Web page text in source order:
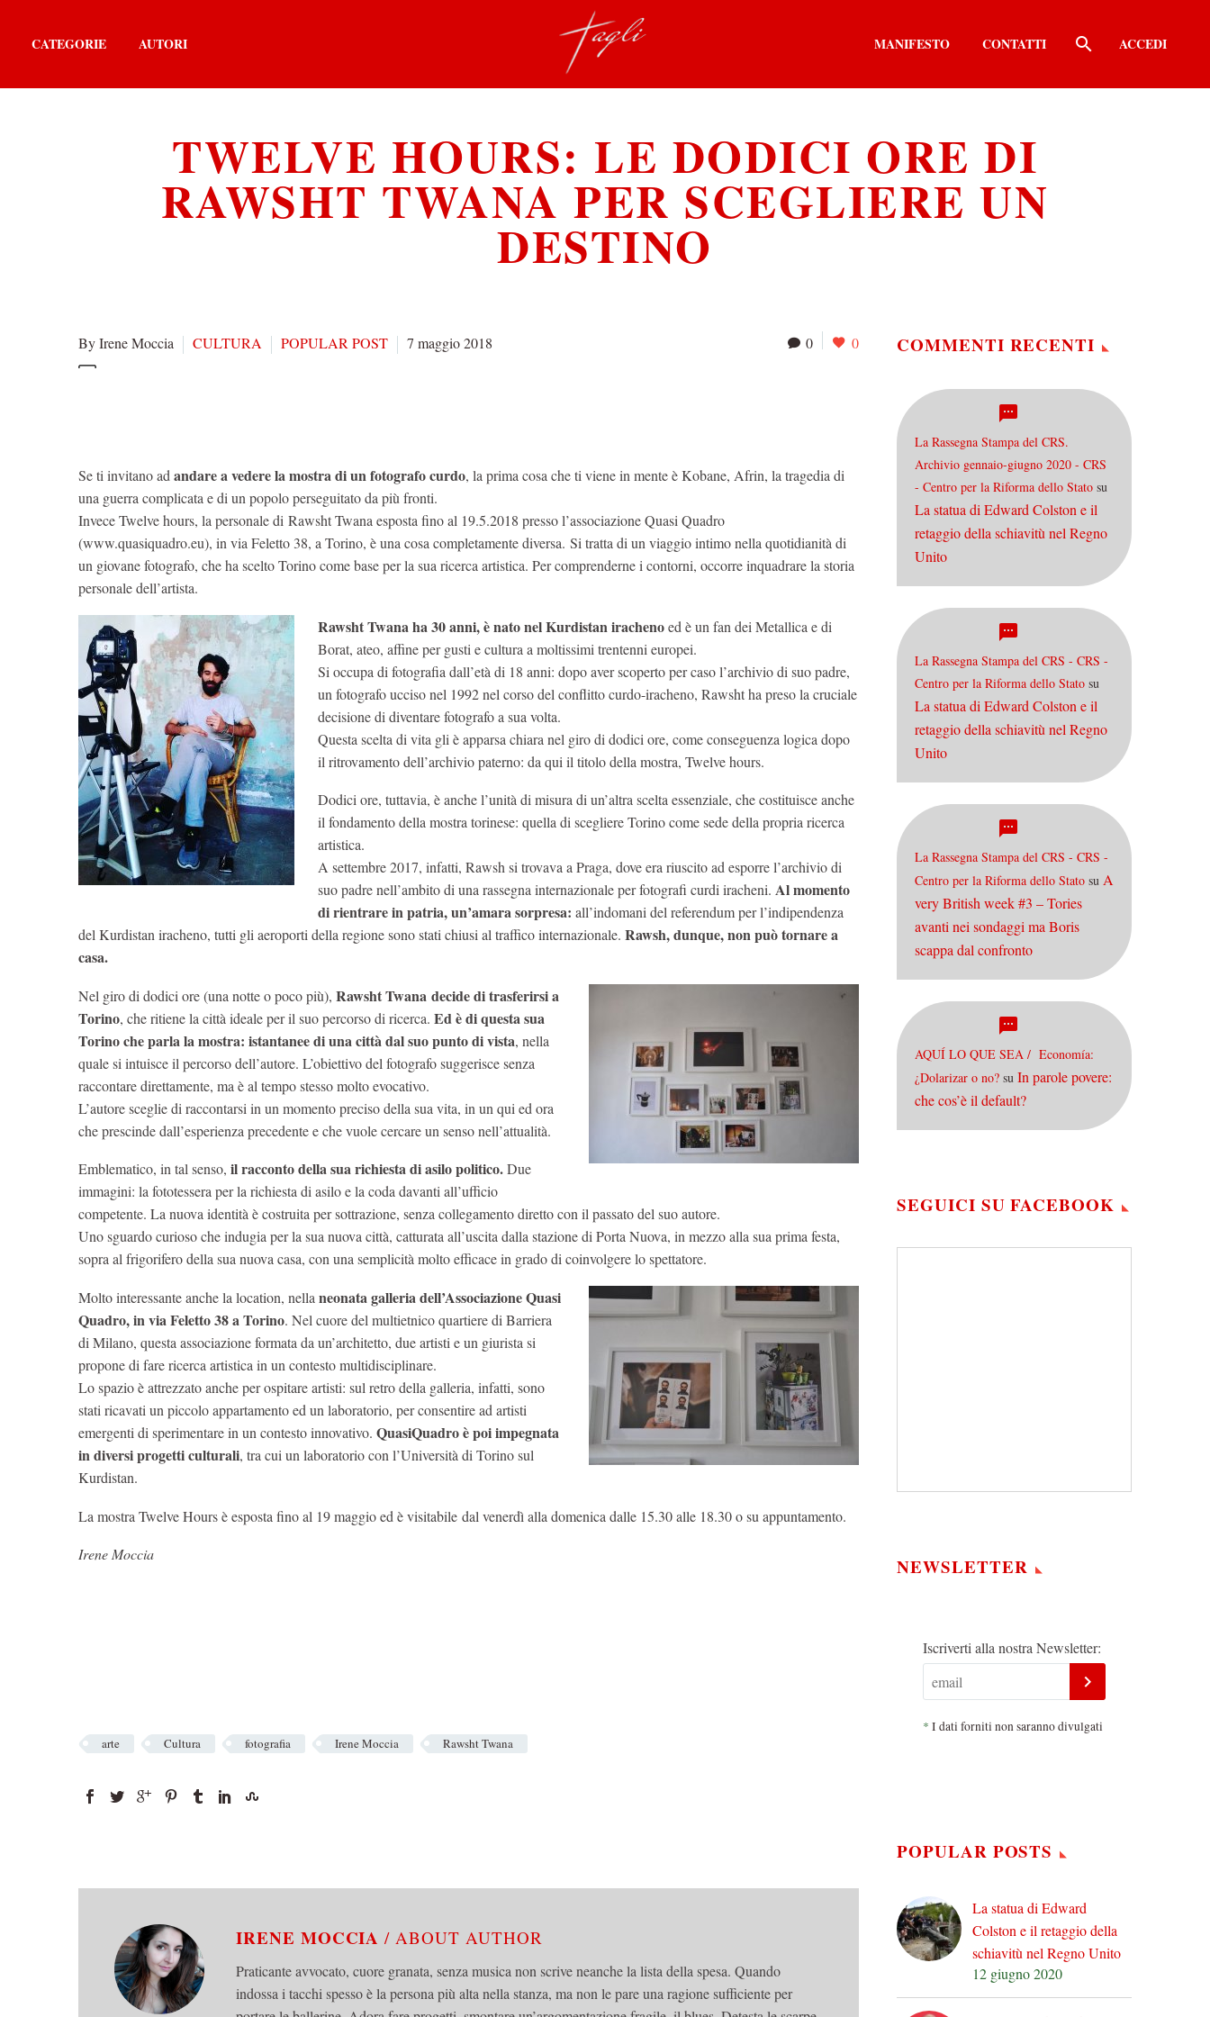
CATEGORIE AUTORI MANIFESTO CONTATTI ACCEDI
TWELVE HOURS: LE DODICI ORE DI
RAWSHT TWANA PER SCEGLIERE UN
DESTINO
0 0
By Irene Moccia CULTURA POPULAR POST 7 maggio 2018
Se ti invitano ad andare a vedere la mostra di un fotografo curdo, la prima cosa che ti viene in mente è Kobane, Afrin, la tragedia di
una guerra complicata e di un popolo perseguitato da più fronti.
Invece Twelve hours, la personale di Rawsht Twana esposta fino al 19.5.2018 presso l’associazione Quasi Quadro
(www.quasiquadro.eu), in via Feletto 38, a Torino, è una cosa completamente diversa. Si tratta di un viaggio intimo nella quotidianità di
un giovane fotografo, che ha scelto Torino come base per la sua ricerca artistica. Per comprenderne i contorni, occorre inquadrare la storia
personale dell’artista.
Rawsht Twana ha 30 anni, è nato nel Kurdistan irachenoed è un fan dei Metallica e di
Borat, ateo, affine per gusti e cultura a moltissimi trentenni europei.
Si occupa di fotografia dall’età di 18 anni: dopo aver scoperto per caso l’archivio di suo padre,
un fotografo ucciso nel 1992 nel corso del conflitto curdo-iracheno, Rawsht ha preso la cruciale
decisione di diventare fotografo a sua volta.
Questa scelta di vita gli è apparsa chiara nel giro di dodici ore, come conseguenza logica dopo
il ritrovamento dell’archivio paterno: da qui il titolo della mostra, Twelve hours.
Dodici ore, tuttavia, è anche l’unità di misura di un’altra scelta essenziale, che costituisce anche
il fondamento della mostra torinese: quella di scegliere Torino come sede della propria ricerca
artistica.
A settembre 2017, infatti, Rawsh si trovava a Praga, dove era riuscito ad esporre l’archivio di
suo padre nell’ambito di una rassegna internazionale per fotografi curdi iracheni. Al momento
di rientrare in patria, un’amara sorpresa: all’indomani del referendum per l’indipendenza
del Kurdistan iracheno, tutti gli aeroporti della regione sono stati chiusi al traffico internazionale. Rawsh, dunque, non può tornare a
casa.
Nel giro di dodici ore (una notte o poco più), Rawsht Twana decide di trasferirsi a
Torino, che ritiene la città ideale per il suo percorso di ricerca. Ed è di questa sua
Torino che parla la mostra: istantanee di una città dal suo punto di vista, nella
quale si intuisce il percorso dell’autore. L’obiettivo del fotografo suggerisce senza
raccontare direttamente, ma è al tempo stesso molto evocativo.
L’autore sceglie di raccontarsi in un momento preciso della sua vita, in un qui ed ora
che prescinde dall’esperienza precedente e che vuole cercare un senso nell’attualità.
Emblematico, in tal senso, il racconto della sua richiesta di asilo politico.Due
immagini: la fototessera per la richiesta di asilo e la coda davanti all’ufficio
competente. La nuova identità è costruita per sottrazione, senza collegamento diretto con il passato del suo autore.
Uno sguardo curioso che indugia per la sua nuova città, catturata all’uscita dalla stazione di Porta Nuova, in mezzo alla sua prima festa,
sopra al frigorifero della sua nuova casa, con una semplicità molto efficace in grado di coinvolgere lo spettatore.
Molto interessante anche la location, nella neonata galleria dell’Associazione Quasi
Quadro, in via Feletto 38 a Torino. Nel cuore del multietnico quartiere di Barriera
di Milano, questa associazione formata da un’architetto, due artisti e un giurista si
propone di fare ricerca artistica in un contesto multidisciplinare.
Lo spazio è attrezzato anche per ospitare artisti: sul retro della galleria, infatti, sono
stati ricavati un piccolo appartamento ed un laboratorio, per consentire ad artisti
emergenti di sperimentare in un contesto innovativo. QuasiQuadro è poi impegnata
in diversi progetti culturali, tra cui un laboratorio con l’Università di Torino sul
Kurdistan.
La mostra Twelve Hours è esposta fino al 19 maggio ed è visitabile dal venerdì alla domenica dalle 15.30 alle 18.30 o su appuntamento.
Irene Moccia
arte Cultura fotografia Irene Moccia Rawsht Twana
IRENE MOCCIA/ ABOUT AUTHOR
Praticante avvocato, cuore granata, senza musica non scrive neanche la lista della spesa. Quando
indossa i tacchi spesso è la persona più alta nella stanza, ma non le pare una ragione sufficiente per
COMMENTI RECENTI
La Rassegna Stampa del CRS.
Archivio gennaio-giugno 2020 - CRS
- Centro per la Riforma dello Stato su
La statua di Edward Colston e il
retaggio della schiavitù nel Regno
Unito
La Rassegna Stampa del CRS - CRS -
Centro per la Riforma dello Stato su
La statua di Edward Colston e il
retaggio della schiavitù nel Regno
Unito
La Rassegna Stampa del CRS - CRS -
Centro per la Riforma dello Stato su A
very British week #3 – Tories
avanti nei sondaggi ma Boris
scappa dal confronto
AQUÍ LO QUE SEA / Economía:
¿Dolarizar o no? su In parole povere:
che cos’è il default?
SEGUICI SU FACEBOOK
NEWSLETTER
Iscriverti alla nostra Newsletter:
* I dati forniti non saranno divulgati
POPULAR POSTS
La statua di Edward
Colston e il retaggio della
schiavitù nel Regno Unito
12 giugno 2020